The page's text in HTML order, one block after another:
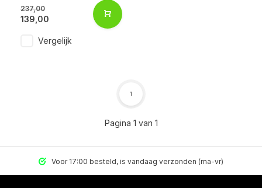
237,00
139,00
Vergelijk
Pagina 1 van 1
1
Voor 17:00 besteld, is vandaag verzonden (ma-vr)